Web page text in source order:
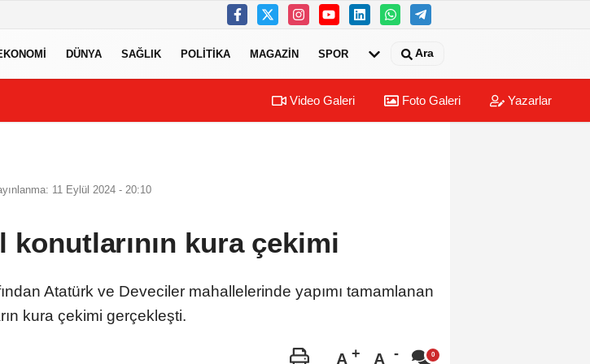
DÜNYA SAĞLIK POLITIKA MAGAZIN SPOR Ara
Video Galeri Foto Galeri Yazarlar
11 Eylül 2024 - 20:10
kura çekimi
Atatürk ve Deveciler mahallelerinde yapımı tamamlanan
kura çekimi gerçekleşti.
A A